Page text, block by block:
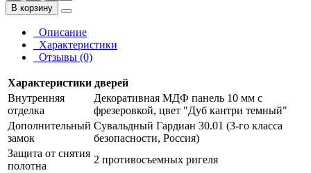
В корзину
Описание
Характеристики
Отзывы (0)
Характеристики дверей
Внутренняя
отделка
Декоративная МДФ панель 10 мм с
фрезеровкой, цвет "Дуб кантри темный"
Дополнительный
замок
Сувальдный Гардиан 30.01 (3-го класса
безопасности, Россия)
Защита от снятия
полотна
2 противосъемных ригеля